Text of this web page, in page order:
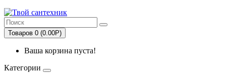
Товаров 0 (0.00Р)
Ваша корзина пуста!
Категории